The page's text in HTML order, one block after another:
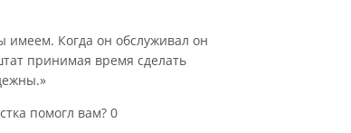
имеем. Когда он обслуживал он
принимая время сделать